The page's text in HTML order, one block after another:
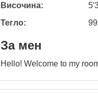
Височина:
Тегло:
За мен
Hello! Welcome to my